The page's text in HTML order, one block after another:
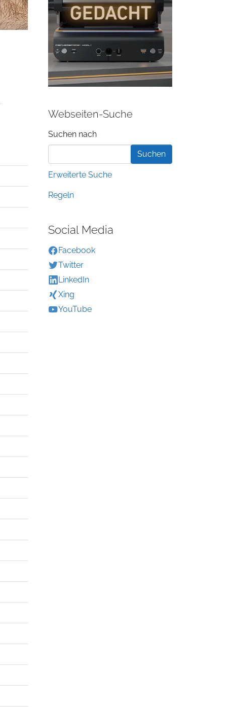
Webseiten-Suche
Suchformular
Suchen nach
Erweiterte Suche
Regeln
Social Media
Facebook
Twitter
LinkedIn
Xing
YouTube